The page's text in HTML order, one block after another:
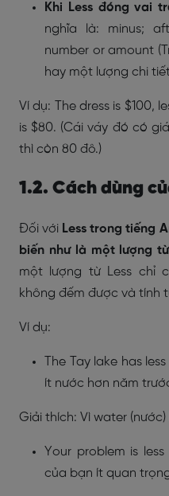
Khi Less đóng vai
nghĩa là: minus;
number or amount
hay một lượng chi
Ví dụ: The dress is $100,
is $80. (Cái váy đó có
thì còn 80 đô.)
1.2. Cách dùng
Đối với Less trong tiếng
biến như là một lượng từ
một lượng từ Less chỉ
không đếm được và tính
Ví dụ:
The Tay lake has
ít nước hơn năm
Giải thích: Vì water
Your problem is
của bạn ít quan